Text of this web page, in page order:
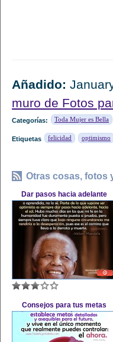
Añadido:
muro de Fotos
Categorías: Toda Mujer es Bella
Etiquetas felicidad optimismo
Otras cosas, fotos
Dar pasos hacia adelante
Consejos para tus metas